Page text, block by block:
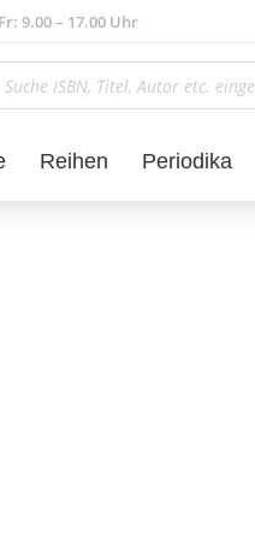
9.00 – 17.00 Uhr
Reihen Periodika